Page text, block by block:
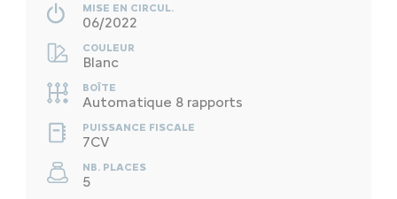
MISE EN CIRCUL.
06/2022
COULEUR
Blanc
BOÎTE
Automatique 8 rapports
PUISSANCE FISCALE
7CV
NB. PLACES
5